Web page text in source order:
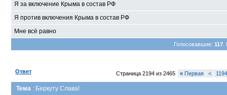
Я за включение Крыма в состав РФ
Я против включения Крыма в состав РФ
Мне всё равно
Голосовавшие: 117
Ответ Страница 2194 из 2465 « Первая < 1194
Тема : Беркуту Слава!